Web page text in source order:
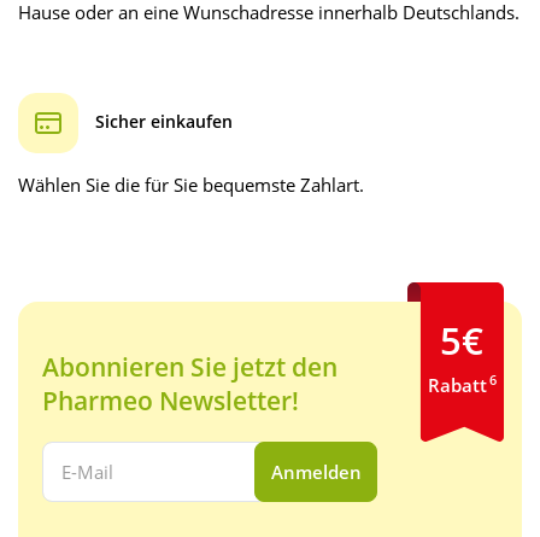
Hause oder an eine Wunschadresse innerhalb Deutschlands.
Sicher einkaufen
Wählen Sie die für Sie bequemste Zahlart.
Abonnieren Sie jetzt den
Pharmeo Newsletter!
Ihre E-Mail Adresse:
Anmelden
5€
Rabatt6